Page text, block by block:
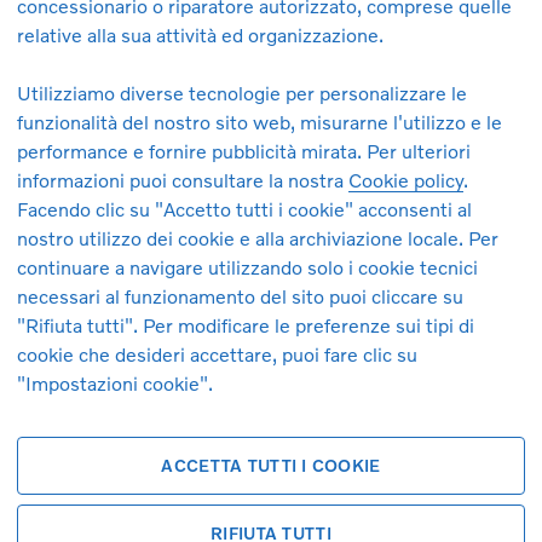
Imprese e del Made in Italy. Le immagini dell’auto sono
concessionario o riparatore autorizzato, comprese quelle
relative alla sua attività ed organizzazione.
Utilizziamo diverse tecnologie per personalizzare le
funzionalità del nostro sito web, misurarne l'utilizzo e le
performance e fornire pubblicità mirata. Per ulteriori
informazioni puoi consultare la nostra Cookie policy.
Facendo clic su "Accetto tutti i cookie" acconsenti al
nostro utilizzo dei cookie e alla archiviazione locale. Per
continuare a navigare utilizzando solo i cookie tecnici
necessari al funzionamento del sito puoi cliccare su
"Rifiuta tutti". Per modificare le preferenze sui tipi di
cookie che desideri accettare, puoi fare clic su
"Impostazioni cookie".
ACCETTA TUTTI I COOKIE
RIFIUTA TUTTI